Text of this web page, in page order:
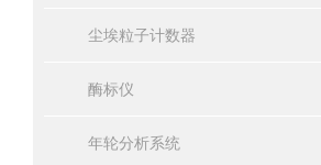
尘埃粒子计数器
酶标仪
年轮分析系统